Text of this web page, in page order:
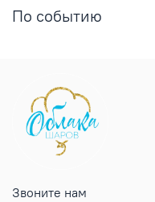
По событию
Звоните нам